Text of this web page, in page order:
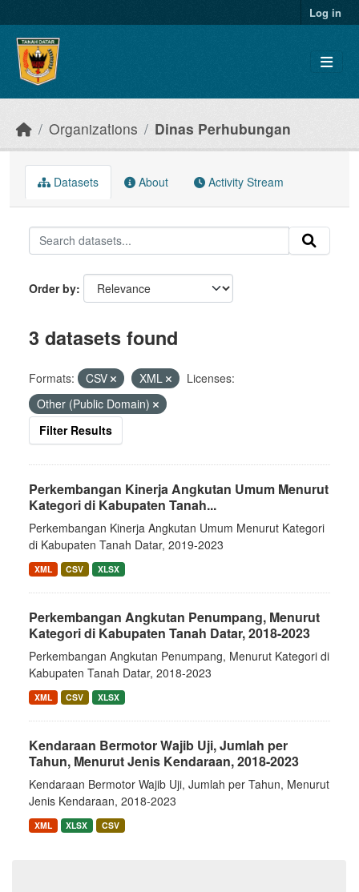
Log in
Organizations Dinas Perhubungan
Datasets About Activity Stream
Order by
3 datasets found
Formats: CSV XML
Licenses:
Other (Public Domain)
Filter Results
Perkembangan Kinerja Angkutan Umum Menurut
Kategori di Kabupaten Tanah...
Perkembangan Kinerja Angkutan Umum Menurut Kategori
di Kabupaten Tanah Datar, 2019-2023
XML CSV XLSX
Perkembangan Angkutan Penumpang, Menurut
Kategori di Kabupaten Tanah Datar, 2018-2023
Perkembangan Angkutan Penumpang, Menurut Kategori di
Kabupaten Tanah Datar, 2018-2023
XML CSV XLSX
Kendaraan Bermotor Wajib Uji, Jumlah per
Tahun, Menurut Jenis Kendaraan, 2018-2023
Kendaraan Bermotor Wajib Uji, Jumlah per Tahun, Menurut
Jenis Kendaraan, 2018-2023
XML XLSX CSV